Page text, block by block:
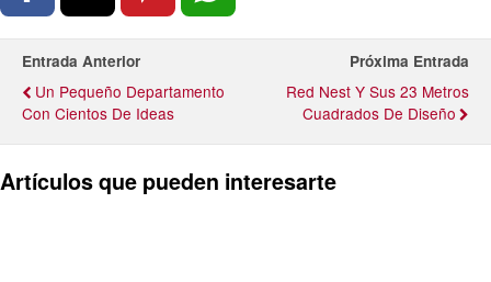
Entrada Anterior
Un Pequeño Departamento
Con Cientos De Ideas
Próxima Entrada
Red Nest Y Sus 23 Metros
Cuadrados De Diseño
Artículos que pueden interesarte